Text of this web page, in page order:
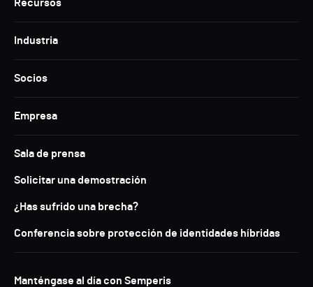
Recursos
Industria
Socios
Empresa
Sala de prensa
Solicitar una demostración
¿Has sufrido una brecha?
Conferencia sobre protección de identidades híbridas
Manténgase al día con Semperis